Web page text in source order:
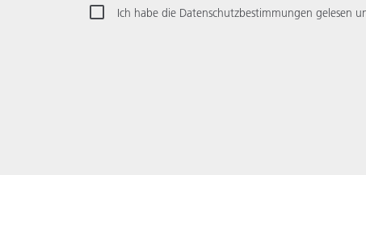
Ich habe die Datenschutzbestimmungen gelesen